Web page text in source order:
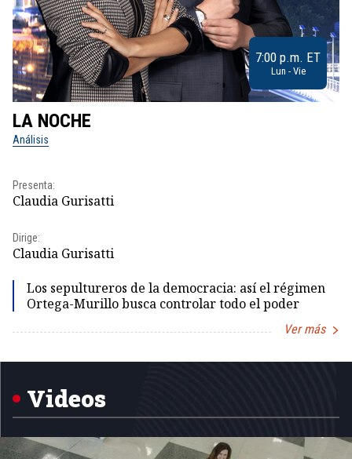
7:00 p.m. ET
Lun - Vie
LA NOCHE
Análisis
Presenta:
Claudia Gurisatti
Dirige:
Claudia Gurisatti
Los sepultureros de la democracia: así el régimen
Ortega-Murillo busca controlar todo el poder
Ver más
Videos